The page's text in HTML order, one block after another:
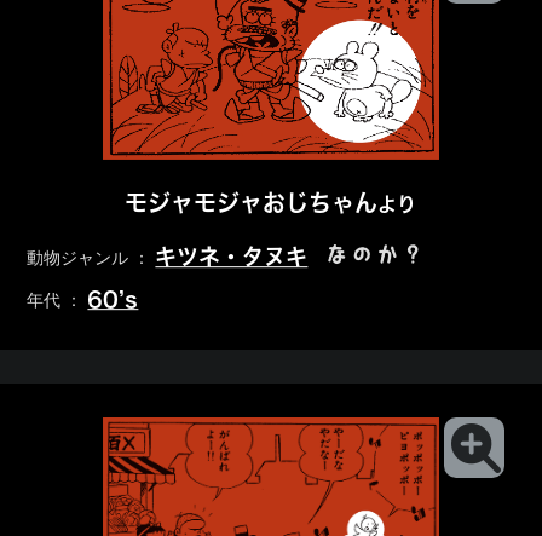
モジャモジャおじちゃんより
動物ジャンル ： キツネ・タヌキ なのか？
年代 ： 60’s